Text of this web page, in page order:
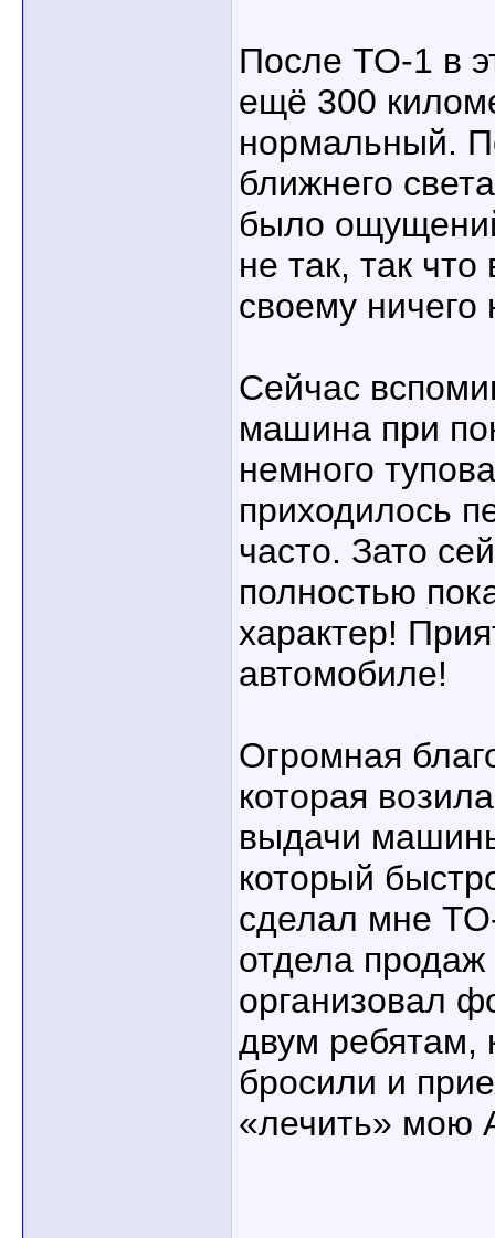
После ТО-1 в
ещё 300
нормальный.
ближнего
было
не так, так
своему
Сейчас
машина при
немного
приходилось
часто. Зато
полностью
характер!
автомобиле!
Огромная
которая
выдачи
который
сделал мне
отдела
организовал
двум ребятам,
бросили и
«лечить» мою